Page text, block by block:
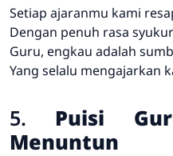
Setiap ajaranmu kami
Dengan penuh rasa
Guru, engkau adalah
Yang selalu mengajarkan
5. Puisi
Menuntun